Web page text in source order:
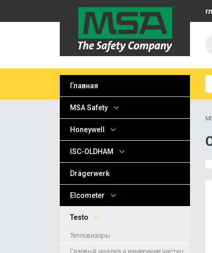
Главная
MSA Safety
Honeywell
ISC-OLDHAM
Drägerwerk
Elcometer
Testo
Тепловизоры
Газовый анализ и измерение частиц